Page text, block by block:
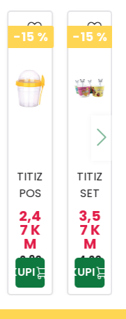
-15 %
TITIZ
POS
UDA
ZA
BEBI
HRA
NU
500
ML
2,4
7 K
M
2,90
KM
KUPI
-15 %
TITIZ
SET
ZA
SLAD
OLED
AP-
9425
3,5
7 K
M
4,20
KM
KUPI